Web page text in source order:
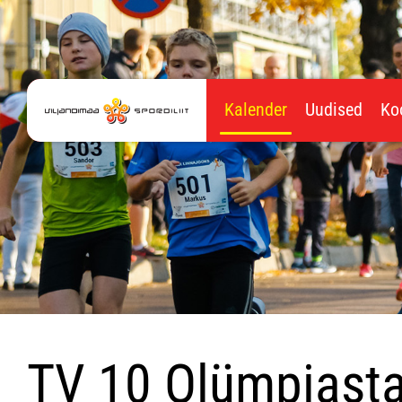
Kalender Uudised
TV 10